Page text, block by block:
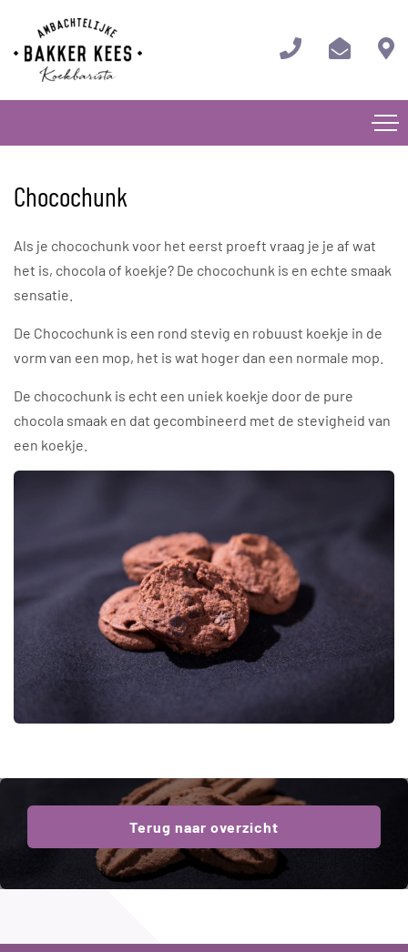
Chocochunk
Als je chocochunk voor het eerst proeft vraag je je af wat
het is, chocola of koekje? De chocochunk is en echte smaak
sensatie.
De Chocochunk is een rond stevig en robuust koekje in de
vorm van een mop, het is wat hoger dan een normale mop.
De chocochunk is echt een uniek koekje door de pure
chocola smaak en dat gecombineerd met de stevigheid van
een koekje.
Terug naar overzicht